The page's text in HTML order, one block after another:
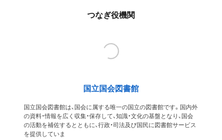
つなぎ役機関
国立国会図書館
国立国会図書館は、国会に属する唯一の国立の図書館です。国内外
の資料・情報を広く収集・保存して、知識・文化の基盤となり、国会
の活動を補佐するとともに、行政・司法及び国民に図書館サービス
を提供していま